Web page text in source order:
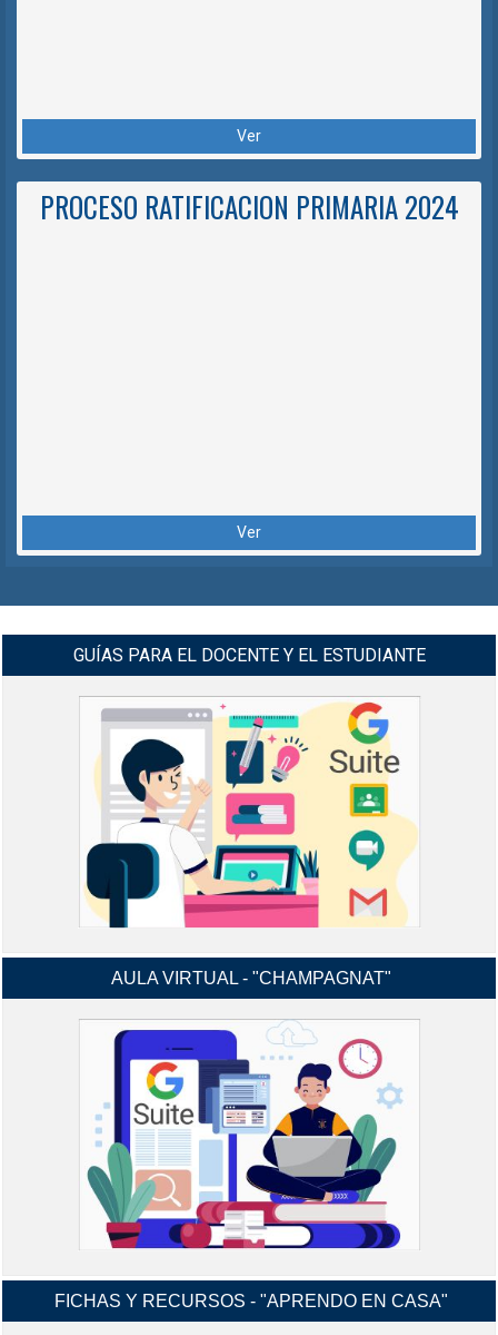
Ver
PROCESO RATIFICACION PRIMARIA 2024
Ver
GUÍAS PARA EL DOCENTE Y EL ESTUDIANTE
INGRESAR
MANUALES Y VIDEO-TUTORIALES G-
AULA VIRTUAL - "CHAMPAGNAT"
INGRESA A TU AULA VIRTUAL,
FICHAS Y RECURSOS - "APRENDO EN CASA"